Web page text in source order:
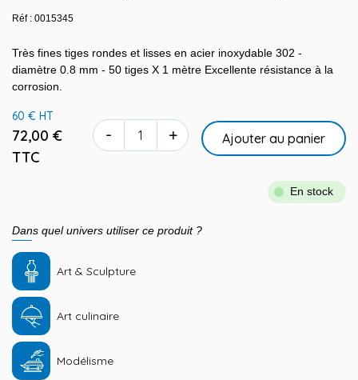
Réf : 0015345
Très fines tiges rondes et lisses en acier inoxydable 302 -
diamètre 0.8 mm - 50 tiges X 1 mètre Excellente résistance à la
corrosion.
60 € HT
72,00 €
TTC
- + Ajouter au panier
En stock
Dans quel univers utiliser ce produit ?
Art & Sculpture
Art culinaire
Modélisme